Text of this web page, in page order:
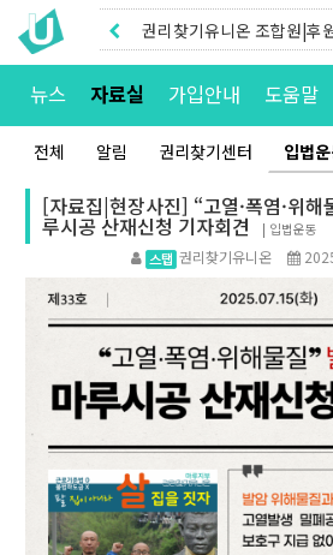
권리찾기유니온 조합원|후
내
권리찾기센터 온라인신청|
뉴스 자료실 가입안내 도움말
전체 알림 권리찾기센터 입법
[자료집|현장사진] “고열·폭염·위
루시공 산재신청 기자회견 | 입법운동
권리찾기유니온